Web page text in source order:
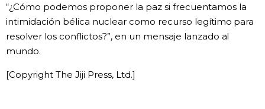
“¿Cómo podemos proponer la paz si frecuentamos la
intimidación bélica nuclear como recurso legítimo para
resolver los conflictos?”, en un mensaje lanzado al
mundo.
[Copyright The Jiji Press, Ltd.]